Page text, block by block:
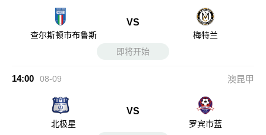
查尔斯顿市布鲁斯
VS
梅特兰
即将开始
14:00 08-09 澳昆甲
北极星
VS
罗宾市蓝